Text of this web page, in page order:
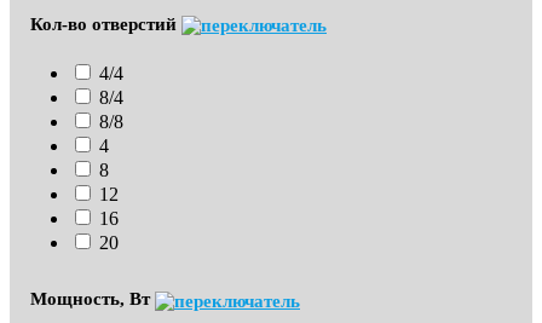
Кол-во отверстий
4/4
8/4
8/8
4
8
12
16
20
Мощность, Вт